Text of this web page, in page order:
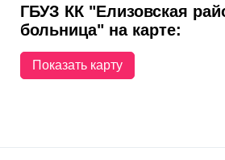
ГБУЗ КК "Елизовская
больница" на карте:
Показать карту